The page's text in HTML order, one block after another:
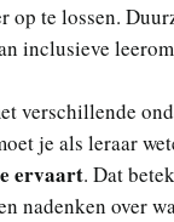
op te lossen.
inclusieve
verschillende
je als leraar
ervaart. Dat
nadenken over